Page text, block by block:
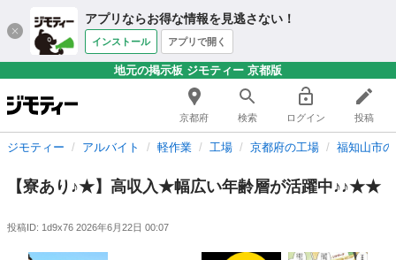
アプリならお得な情報を見逃さない！
インストール アプリで開く
地元の掲示板 ジモティー 京都版
京都府 検索 ログイン 投稿
ジモティー アルバイト 軽作業 工場 京都府の工場 福知山市
【寮あり♪★】高収入★幅広い年齢層が活躍中♪♪★★
投稿ID: 1d9x76 2026年6月22日 00:07